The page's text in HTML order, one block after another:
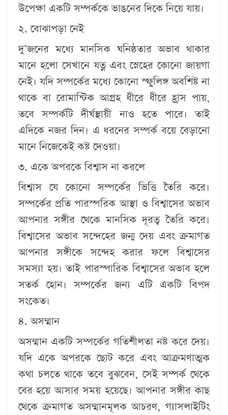
উপেক্ষা একটি সম্পর্ককে ভাঙনের দিকে নিয়ে যায়।
২. বোঝাপড়া নেই
দু’জনের মধ্যে মানসিক ঘনিষ্ঠতার অভাব থাকার
মানে হলো সেখানে যত্ন এবং স্নেহের কোনো জায়গা
নেই। যদি সম্পর্কের মধ্যে কোনো স্ফুলিঙ্গ অবশিষ্ট না
থাকে বা রোমান্টিক আগ্রহ ধীরে ধীরে হ্রাস পায়,
তবে সম্পর্কটি দীর্ঘস্থায়ী নাও হতে পারে। তাই
এদিকে নজর দিন। এ ধরনের সম্পর্ক বয়ে বেড়ানো
মানে নিজেকেই কষ্ট দেওয়া।
৩. একে অপরকে বিশ্বাস না করলে
বিশ্বাস যে কোনো সম্পর্কের ভিত্তি তৈরি করে।
সম্পর্কের প্রতি পারস্পরিক আস্থা ও বিশ্বাসের অভাব
আপনার সঙ্গীর থেকে মানসিক দূরত্ব তৈরি করে।
বিশ্বাসের অভাব সন্দেহের জন্ম দেয় এবং ক্রমাগত
আপনার সঙ্গীকে সন্দেহ করার ফলে বিশ্বাসের
সমস্যা হয়। তাই পারস্পারিক বিশ্বাসের অভাব হলে
সতর্ক হোন। সম্পর্কের জন্য এটি একটি বিপদ
সংকেত।
৪. অসম্মান
অসম্মান একটি সম্পর্কের গতিশীলতা নষ্ট করে দেয়।
যদি একে অপরকে ছোট করে এবং আক্রমণাত্মক
কথা চলতে থাকে তবে বুঝবেন, সেই সম্পর্ক থেকে
বের হয়ে আসার সময় হয়েছে। আপনার সঙ্গীর কাছ
থেকে ক্রমাগত অসম্মানমূলক আচরণ, গ্যাসলাইটিং